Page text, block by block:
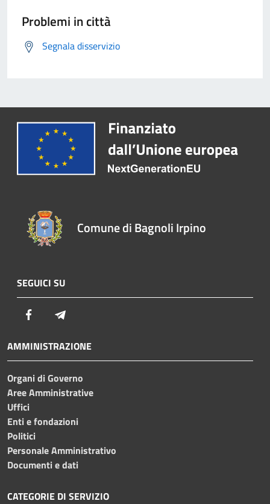
Problemi in città
Segnala disservizio
Comune di Bagnoli Irpino
SEGUICI SU
Facebook
AMMINISTRAZIONE
Organi di Governo
Aree Amministrative
Uffici
Enti e fondazioni
Politici
Personale Amministrativo
Documenti e dati
CATEGORIE DI SERVIZIO